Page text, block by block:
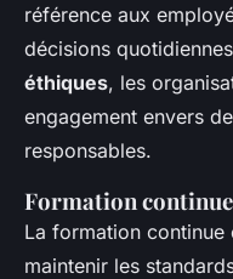
référence aux
décisions
éthiques, les
engagement envers
responsables.
Formation
La formation
maintenir les